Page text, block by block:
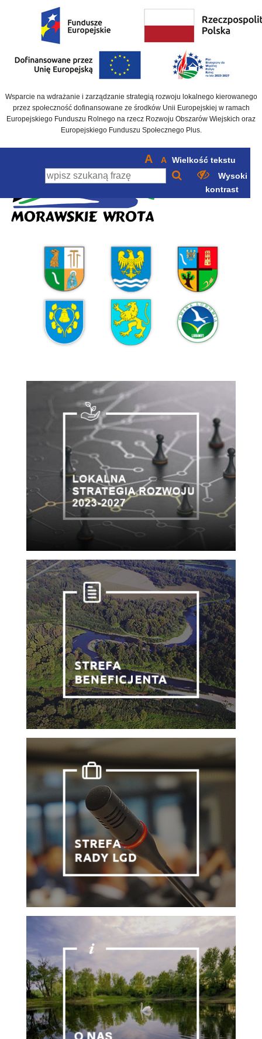
Wsparcie na wdrażanie i zarządzanie strategią rozwoju lokalnego kierowanego
przez społeczność dofinansowane ze środków Unii Europejskiej w ramach
Europejskiego Funduszu Rolnego na rzecz Rozwoju Obszarów Wiejskich oraz
Europejskiego Funduszu Społecznego Plus.
A A Wielkość tekstu
Wysoki
kontrast